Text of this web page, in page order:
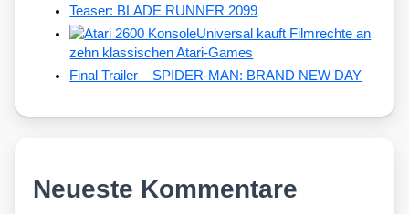
Teaser: BLADE RUNNER 2099
Universal kauft Filmrechte an
zehn klassischen Atari-Games
Final Trailer – SPIDER-MAN: BRAND NEW DAY
Neueste Kommentare